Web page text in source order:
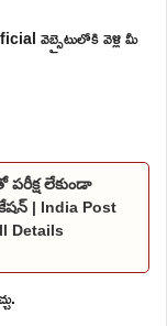
వెబ్సైటులోకి వెళ్లి మీ
లేకుండా
| India Post
Details